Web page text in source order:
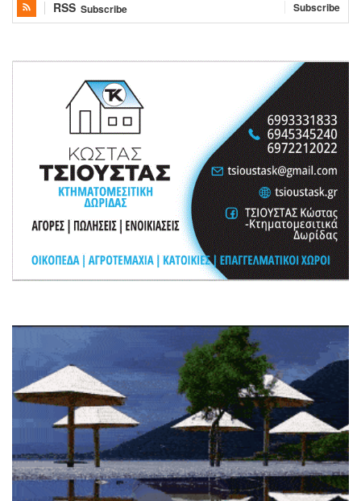
RSS Subscribe Subscribe